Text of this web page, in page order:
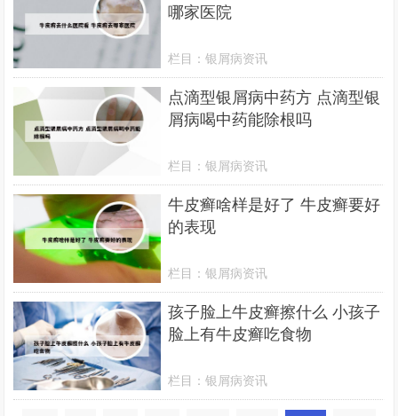
哪家医院
栏目：银屑病资讯
点滴型银屑病中药方 点滴型银
屑病喝中药能除根吗
栏目：银屑病资讯
牛皮癣啥样是好了 牛皮癣要好
的表现
栏目：银屑病资讯
孩子脸上牛皮癣擦什么 小孩子
脸上有牛皮癣吃食物
栏目：银屑病资讯